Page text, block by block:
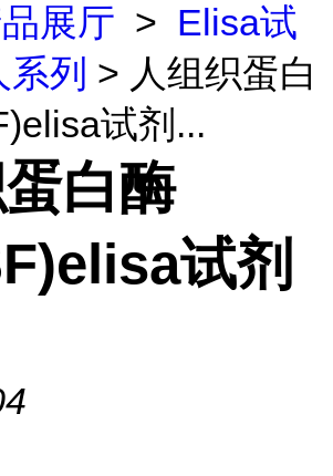
展厅 > Elisa试
系列 > 人组织蛋白
试剂...
白酶
试剂